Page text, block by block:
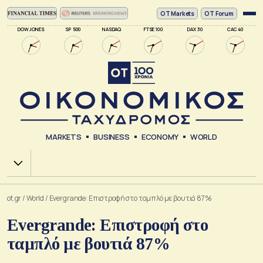
DOW JONES SP 500 NASDAQ FTSE 100 DAX 30 CAC 40
ΟΤ Markets OT Forum
MARKETS BUSINESS ECONOMY WORLD
Χ.Α.
ot.gr/World / Evergrande: Επιστροφή στο ταμπλό με βουτιά 87%
Evergrande: Επιστροφή στο
ταμπλό με βουτιά 87%